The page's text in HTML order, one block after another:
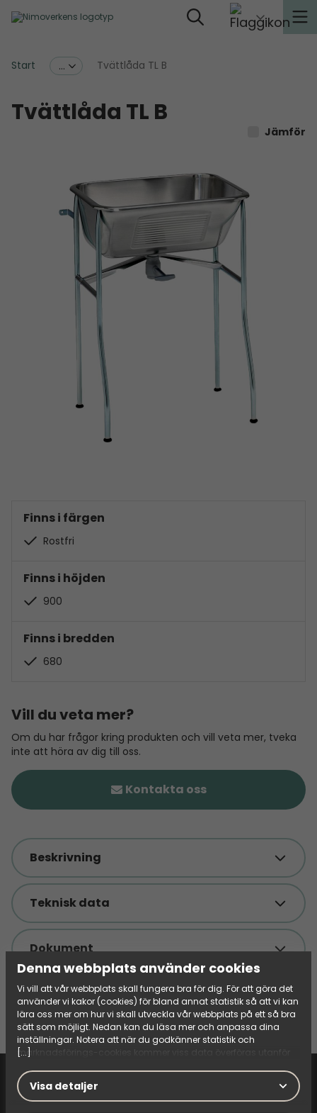
Denna webbplats använder cookies
[...]
Vi vill att vår webbplats skall fungera bra för dig. För att göra det
använder vi kakor (cookies) för bland annat statistik så att vi kan
lära oss mer om hur vi skall utveckla vår webbplats på ett så bra
sätt som möjligt. Nedan kan du läsa mer och anpassa dina
inställningar. Notera att när du godkänner statistik och
marknadsförings-cookies kommer viss data överföras utanför
exakt. Till exempel uppfyller inte USA:s lagstiftning alla de krav
gällande hantering av personuppgifter som ställs inom EU, vilket
kan innebära vissa risker för dina personuppgifter. De berörda
Visa detaljer
Start ... Tvättlåda TL B
Tvättlåda TL B
Jämför
Finns i färgen
Rostfri
Finns i höjden
900
Finns i bredden
680
Vill du veta mer?
Om du har frågor kring produkten och vill veta mer, tveka
inte att höra av dig till oss.
Kontakta oss
Beskrivning
Teknisk data
Dokument
Tvättlåda TL B - Alla varianter